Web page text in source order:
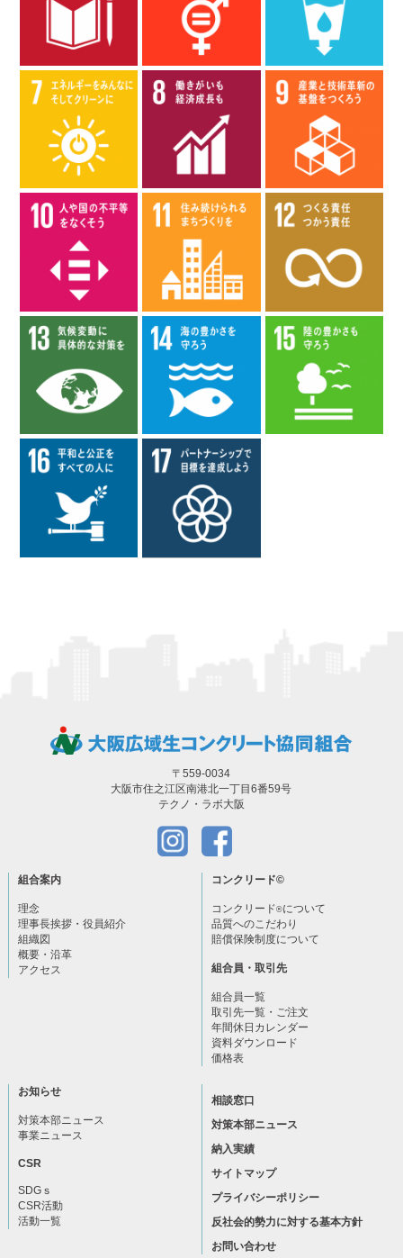
〒559-0034
大阪市住之江区南港北一丁目6番59号
テクノ・ラボ大阪
組合案内
理念
理事長挨拶・役員紹介
組織図
概要・沿革
アクセス
コンクリード©
コンクリード®について
品質へのこだわり
賠償保険制度について
組合員・取引先
組合員一覧
取引先一覧・ご注文
年間休日カレンダー
資料ダウンロード
価格表
お知らせ
対策本部ニュース
事業ニュース
CSR
SDGｓ
CSR活動
活動一覧
相談窓口
対策本部ニュース
納入実績
サイトマップ
プライバシーポリシー
反社会的勢力に対する基本方針
お問い合わせ